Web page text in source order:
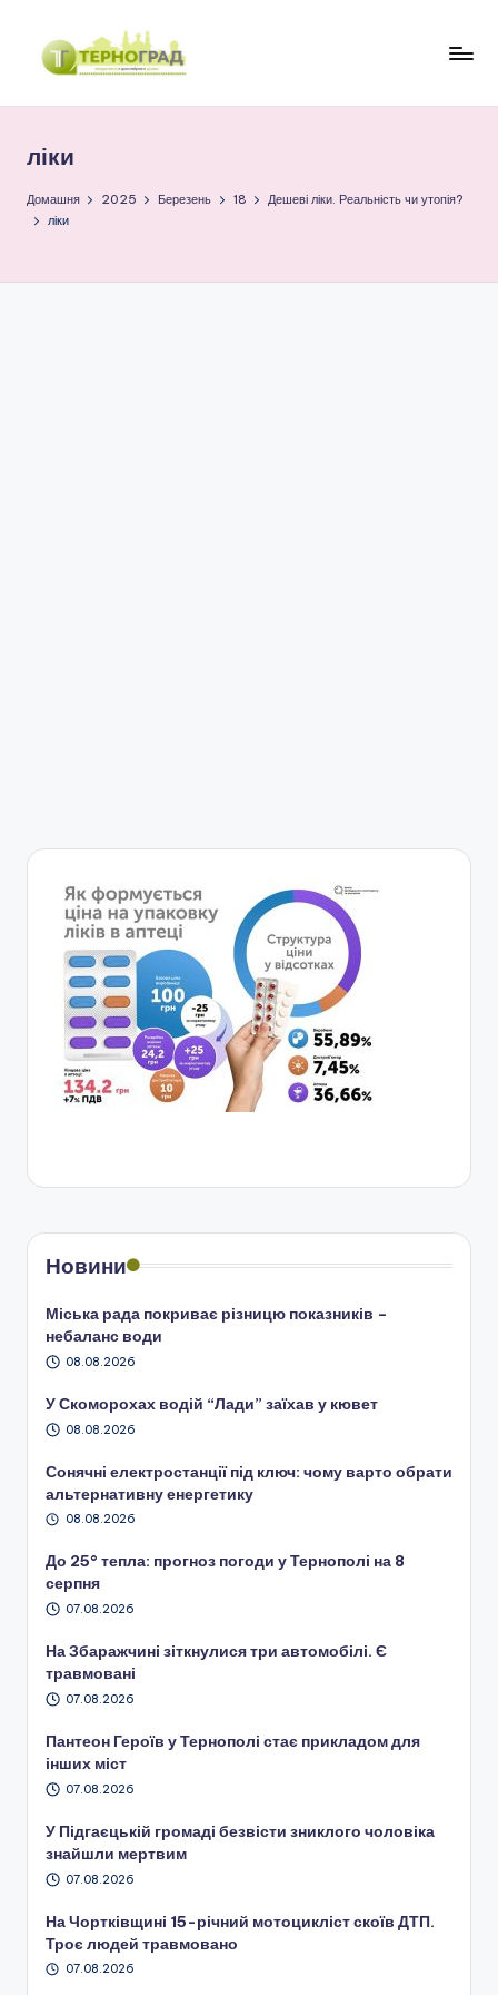
Перейти
р
н
г
цікаво
ліки
Домашня 2025 Березень 18
Дешеві ліки. Реальність чи утопія?
ліки
Новини
Міська рада покриває різницю показників –
небаланс води
08.08.2026
У Скоморохах водій “Лади” заїхав у кювет
08.08.2026
Сонячні електростанції під ключ: чому варто обрати
альтернативну енергетику
08.08.2026
До 25° тепла: прогноз погоди у Тернополі на 8
серпня
07.08.2026
На Збаражчині зіткнулися три автомобілі. Є
травмовані
07.08.2026
Пантеон Героїв у Тернополі стає прикладом для
інших міст
07.08.2026
У Підгаєцькій громаді безвісти зниклого чоловіка
знайшли мертвим
07.08.2026
На Чортківщині 15-річний мотоцикліст скоїв ДТП.
Троє людей травмовано
07.08.2026